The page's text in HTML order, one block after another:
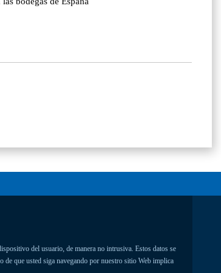
del usuario, de manera no intrusiva. Estos datos se
de que usted siga navegando por nuestro sitio Web implica